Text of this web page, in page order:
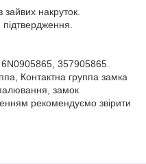
накруток.
357905865.
Контактна группа замка
замок
рекомендуємо звірити